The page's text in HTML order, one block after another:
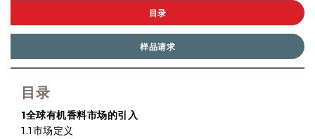
目录
样品请求
目录
1全球有机香料市场的引入
1.1市场定义